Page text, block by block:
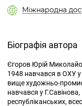
Міжнародна
Біографія автора
Єгоров Юрій
1948 навчався в ОХУ
вище художньо-
навчався у
республіканських,